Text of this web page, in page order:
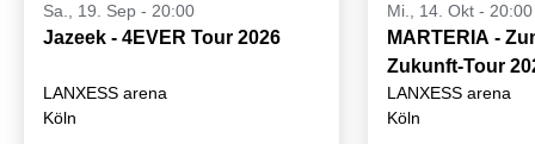
Sa., 19. Sep - 20:00
Jazeek - 4EVER Tour 2026
LANXESS arena
Köln
Mi., 14. Okt - 20:00
MARTERIA -
Zukunft-Tour
LANXESS arena
Köln